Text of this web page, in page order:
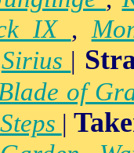
IX ,
Sirius |
of
|